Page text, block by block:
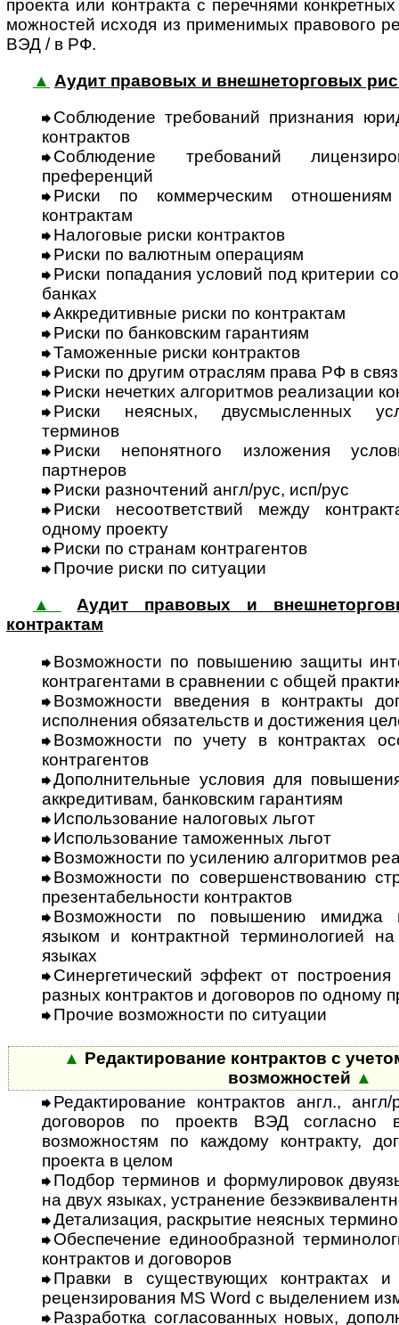
проекта или контракта с перечнями
мож­нос­тей исходя из применимых правового
ВЭД / в РФ.
▲ Аудит правовых и внешнеторговых
Соблюдение требований признания
контрактов
Соблюдение требований
преференций
Риски по коммерческим
контрактам
Налоговые риски контрактов
Риски по валютным операциям
Риски попадания условий под кри­терии
банках
Аккредитивные риски по контрактам
Риски по банковским гарантиям
Таможенные риски контрактов
Риски по другим отраслям права РФ в
Риски нечетких алгоритмов реали­за­ции
Риски неясных, двусмысленных
терминов
Риски непонятного изложения
партнеров
Риски разночтений англ/рус, исп/рус
Риски несоответствий между
одному проекту
Риски по странам контрагентов
Прочие риски по ситуации
▲
Аудит правовых и
контрактам
Возможности по повышению защиты
контр­аген­тами в сравнении с общей
Возможности введения в контракты
исполнения обязательств и достижения
Возможности по учету в контрактах
контрагентов
Дополнительные условия для
аккре­дитивам, банковским гарантиям
Использование на­логовых льгот
Использование та­моженных льгот
Возможности по усилению алго­рит­мов
Возможности по совершенствованию
презента­бель­ности контрактов
Возможности по повышению имиджа
языком и контрактной терминологией
языках
Синергетический эффект от пост­ро­е­ния
разных контрактов и до­го­воров по одному
Прочие возможности по ситуации
▲ Редактирование контрактов с
возможностей ▲
Редактирование контрактов англ.,
договоров по проектв ВЭД согласно
возможностям по каждому контракту,
проекта в целом
Подбор терминов и формулировок
на двух языках, устранение
Детализация, раскрытие неясных
Обеспечение единообразной
контрактов и договоров
Правки в существующих контрактах
рецензирования MS Word с выделением
Разработка согласованных новых,